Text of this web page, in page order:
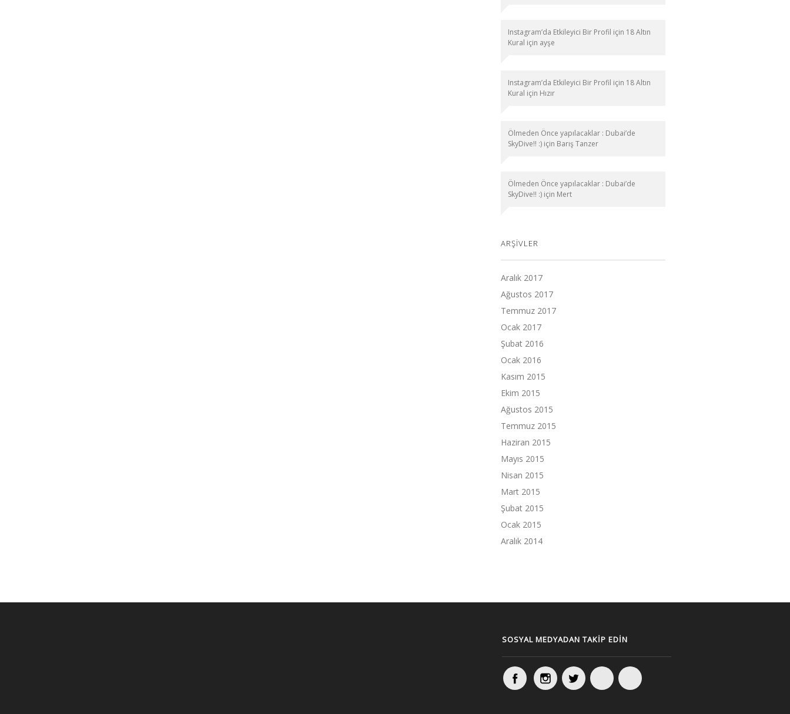
Instagram’da Etkileyici Bir Profil için 18 Altın
Kural için ayşe
Instagram’da Etkileyici Bir Profil için 18 Altın
Kural için Hızır
Ölmeden Önce yapılacaklar : Dubai’de
SkyDive!! :) için Barış Tanzer
Ölmeden Önce yapılacaklar : Dubai’de
SkyDive!! :) için Mert
ARŞIVLER
Aralık 2017
Ağustos 2017
Temmuz 2017
Ocak 2017
Şubat 2016
Ocak 2016
Kasım 2015
Ekim 2015
Ağustos 2015
Temmuz 2015
Haziran 2015
Mayıs 2015
Nisan 2015
Mart 2015
Şubat 2015
Ocak 2015
Aralık 2014
SOSYAL MEDYADAN TAKIP EDIN